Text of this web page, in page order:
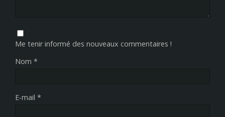
Me tenir informé des nouveaux commentaires !
Nom *
E-mail *